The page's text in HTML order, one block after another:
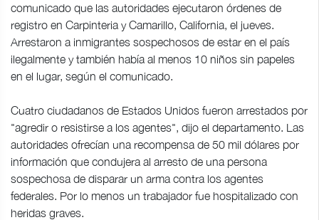
comunicado que las autoridades ejecutaron órdenes de
registro en Carpinteria y Camarillo, California, el jueves.
Arrestaron a inmigrantes sospechosos de estar en el país
ilegalmente y también había al menos 10 niños sin papeles
en el lugar, según el comunicado.
Cuatro ciudadanos de Estados Unidos fueron arrestados por
"agredir o resistirse a los agentes", dijo el departamento. Las
autoridades ofrecían una recompensa de 50 mil dólares por
información que condujera al arresto de una persona
sospechosa de disparar un arma contra los agentes
federales. Por lo menos un trabajador fue hospitalizado con
heridas graves.